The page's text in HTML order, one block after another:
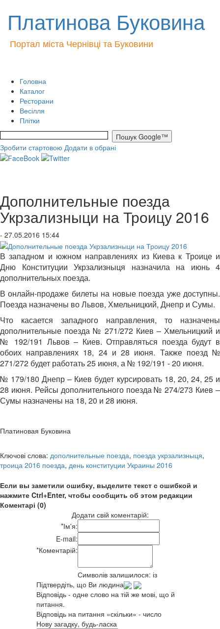
Платинова Буковина
Портал міста Чернівці та Буковини
Головна
Каталог
Ресторани
Весілля
Плітки
Зробити стартовою Додати в обрані
Дополнительные поезда
Укрзализныци на Троицу 2016
- 27.05.2016 15:44
В западном и южном направлениях из Киева к Троице и
Дню Конституции Укрзализныця назначила на июнь 4
дополнительных поезда.
В онлайн-продаже билеты на новые поезда уже доступны.
Поезда назначены во Львов, Хмельницкий, Днепр и Сумы.
Что касается западного направления, то назначены
дополнительные поезда № 271/272 Киев – Хмельницкий и
№ 192/191 Львов – Киев. Отправляться поезда будут в
обоих направлениях 18, 24 и 28 июня. Также поезд №
271/272 будет работать 25 июня, а № 192/191 - 20 июня.
№ 179/180 Днепр – Киев будет курсировать 18, 20, 24, 25 и
28 июня. Рейсы дополнительного поезда № 274/273 Киев –
Сумы назначены на 18, 20 и 28 июня.
Платиновая Буковина
Ключові слова: дополнительные поезда, поезда укрзализныця,
троица 2016 поезда, день конституции Украины 2016
Если вы заметили ошибку, выделите текст с ошибкой и
нажмите Ctrl+Enter, чтобы сообщить об этом редакции
Коментарі (0)
Додати свій коментарій:
*Ім'я:
E-mail:
*Коментарій:
Символів залишилося: із
Підтвердіть, що Ви людина
Відповідь - одне слово на тій же мові, що й
питання.
Відповідь на питання «скільки» - число
Нову загадку, будь-ласка